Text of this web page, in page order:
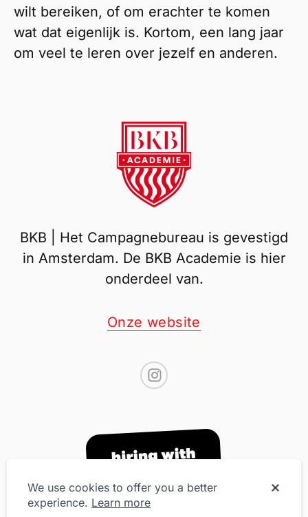
wilt bereiken, of om erachter te komen
wat dat eigenlijk is. Kortom, een lang jaar
om veel te leren over jezelf en anderen.
BKB | Het Campagnebureau is gevestigd
in Amsterdam. De BKB Academie is hier
onderdeel van.
Onze website
We use cookies to offer you a better
experience. Learn more